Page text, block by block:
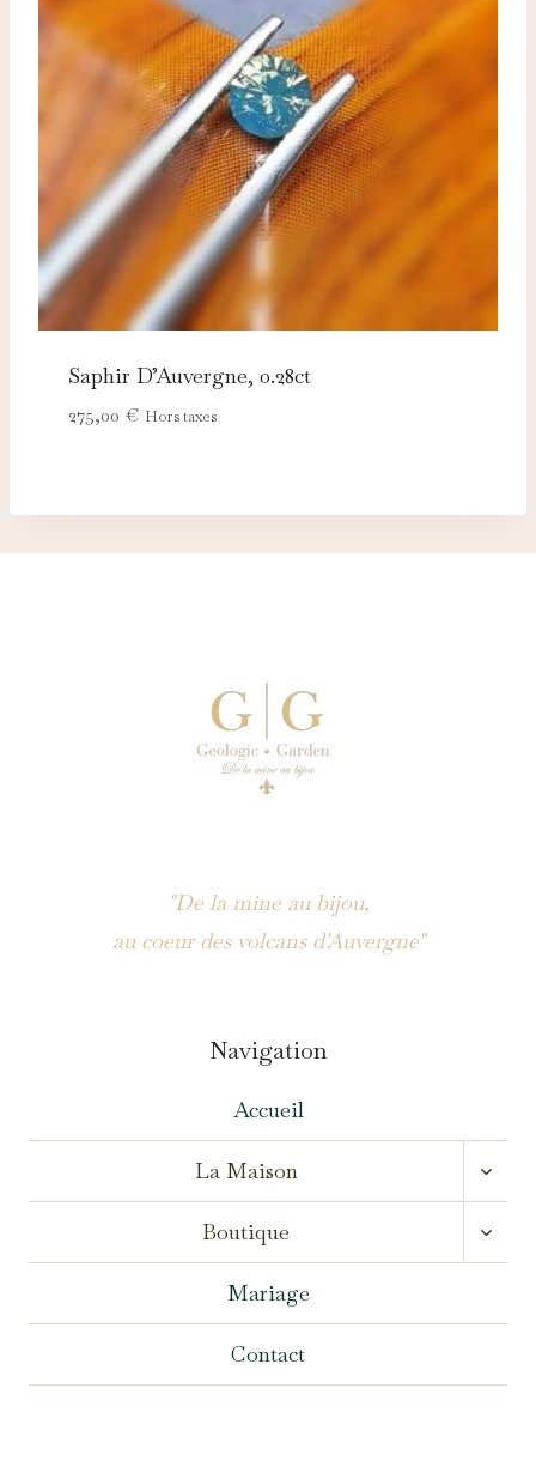
Saphir D’Auvergne, 0.28ct
275,00 € Hors taxes
"De la mine au bijou,
au coeur des volcans d'Auvergne"
Navigation
Accueil
La Maison
MENU
Boutique
MENU
Mariage
Contact